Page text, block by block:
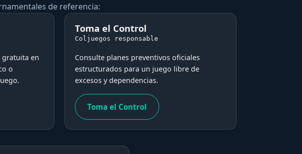
de referencia:
gratuita en
o
Toma el Control
Coljuegos responsable
Consulte planes preventivos oficiales
estructurados para un juego libre de
excesos y dependencias.
Toma el Control